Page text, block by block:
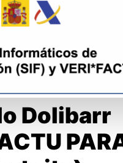
Dolibarr